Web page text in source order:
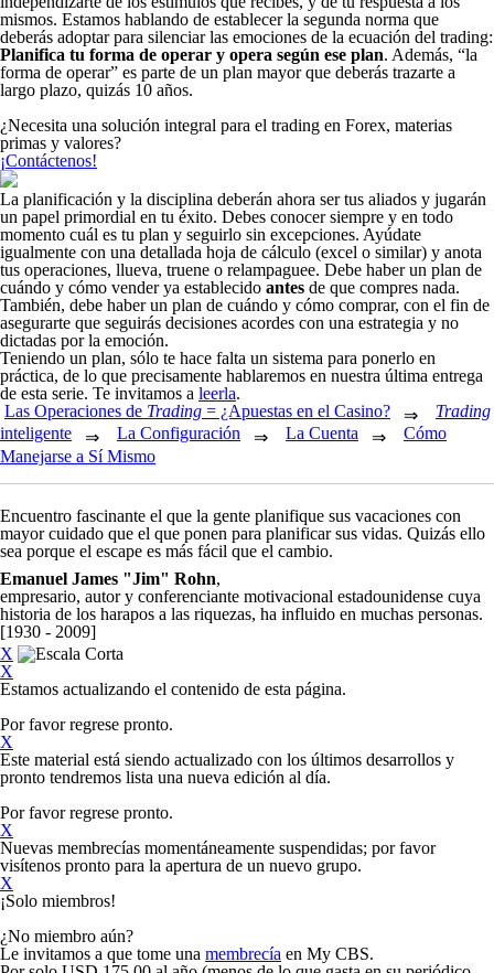
mismos. Estamos hablando de establecer la segunda norma que
deberás adoptar para silenciar las emociones de la ecuación del trading:
Planifica tu forma de operar y opera según ese plan. Además, “la
forma de operar” es parte de un plan mayor que deberás trazarte a
largo plazo, quizás 10 años.
¿Necesita una solución integral para el trading en Forex, materias
primas y valores?
¡Contáctenos!
La planificación y la disciplina deberán ahora ser tus aliados y jugarán
un papel primordial en tu éxito. Debes conocer siempre y en todo
momento cuál es tu plan y seguirlo sin excepciones. Ayúdate
igualmente con una detallada hoja de cálculo (excel o similar) y anota
tus operaciones, llueva, truene o relampaguee. Debe haber un plan de
cuándo y cómo vender ya establecido antes de que compres nada.
También, debe haber un plan de cuándo y cómo comprar, con el fin de
asegurarte que seguirás decisiones acordes con una estrategia y no
dictadas por la emoción.
Teniendo un plan, sólo te hace falta un sistema para ponerlo en
práctica, de lo que precisamente hablaremos en nuestra última entrega
de esta serie. Te invitamos a leerla.
Las Operaciones de Trading = ¿Apuestas en el Casino? ⇒
Trading
inteligente
⇒ La Configuración ⇒ La Cuenta ⇒
Cómo
Manejarse a Sí Mismo
Encuentro fascinante el que la gente planifique sus vacaciones con
mayor cuidado que el que ponen para planificar sus vidas. Quizás ello
sea porque el escape es más fácil que el cambio.
Emanuel James "Jim" Rohn,
empresario, autor y conferenciante motivacional estadounidense cuya
historia de los harapos a las riquezas, ha influido en muchas personas.
[1930 - 2009]
X
X
Estamos actualizando el contenido de esta página.
Por favor regrese pronto.
X
Este material está siendo actualizado con los últimos desarrollos y
pronto tendremos lista una nueva edición al día.
Por favor regrese pronto.
X
Nuevas membrecías momentáneamente suspendidas; por favor
visítenos pronto para la apertura de un nuevo grupo.
X
¡Solo miembros!
¿No miembro aún?
Le invitamos a que tome una membrecía en My CBS.